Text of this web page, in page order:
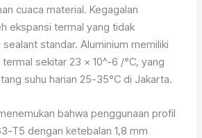
cuaca material. Kegagalan
ekspansi termal yang tidak
standar. Aluminium memiliki
sekitar 23 x 10^-6 /°C, yang
suhu harian 25-35°C di Jakarta.
bahwa penggunaan profil
T5 dengan ketebalan 1,8 mm